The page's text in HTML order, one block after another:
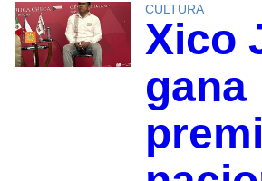
CULTURA
Xico
gana